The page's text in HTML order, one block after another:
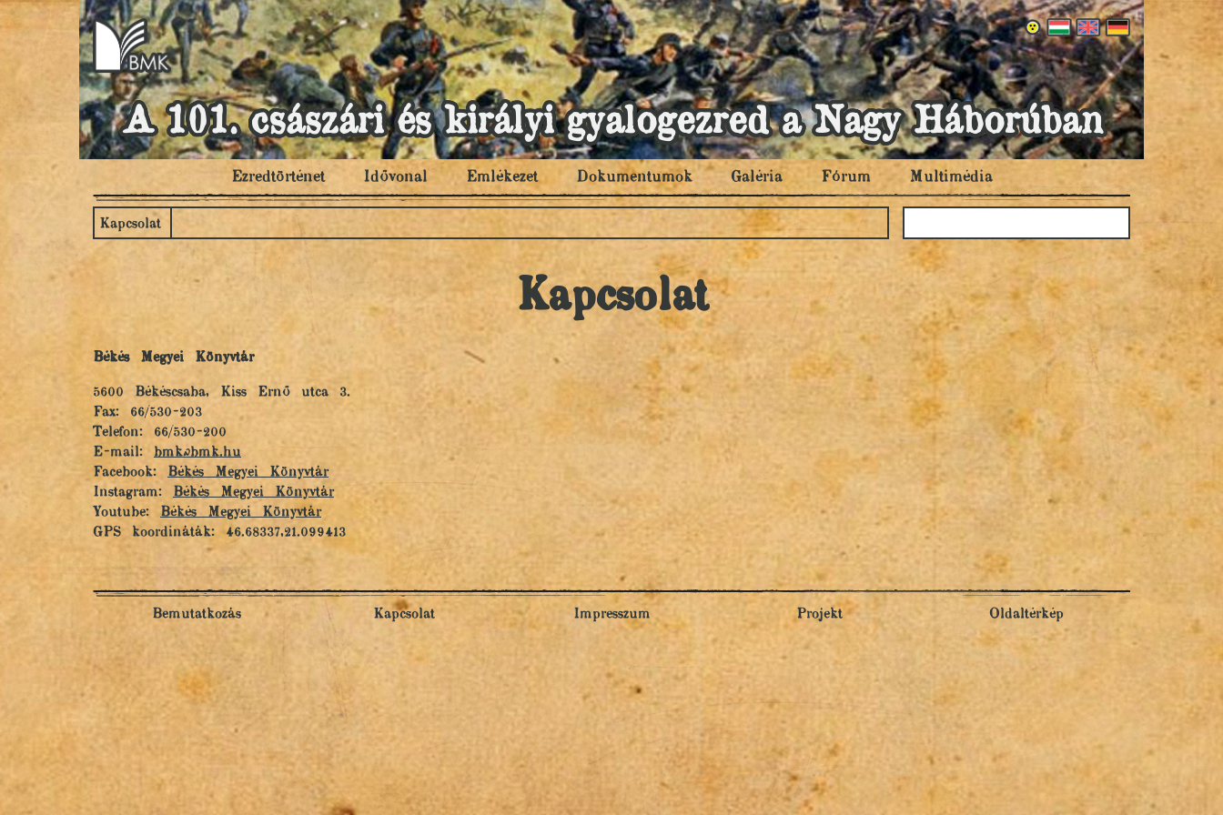
A 101. császári és királyi gyalogezred a Nagy Háborúban
Ezredtörténet Idővonal Emlékezet Dokumentumok Galéria Fórum Multimédia
Kapcsolat
Kapcsolat
Békés Megyei Könyvtár
5600 Békéscsaba, Kiss Ernő utca 3.
Fax: 66/530-203
Telefon: 66/530-200
E-mail: bmk@bmk.hu
Facebook: Békés Megyei Könyvtár
Instagram: Békés Megyei Könyvtár
Youtube: Békés Megyei Könyvtár
GPS koordináták: 46.68337,21.099413
Bemutatkozás Kapcsolat Impresszum Projekt Oldaltérkép